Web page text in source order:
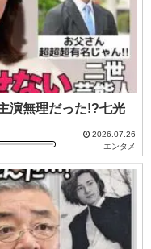
演無理だった!?七光
2026.07.26
エンタメ